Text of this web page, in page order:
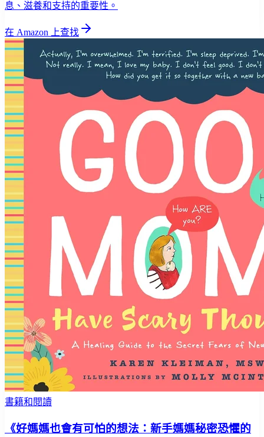
息、滋養和支持的重要性。
在 Amazon 上查找
書籍和閱讀
《好媽媽也會有可怕的想法：新手媽媽秘密恐懼的